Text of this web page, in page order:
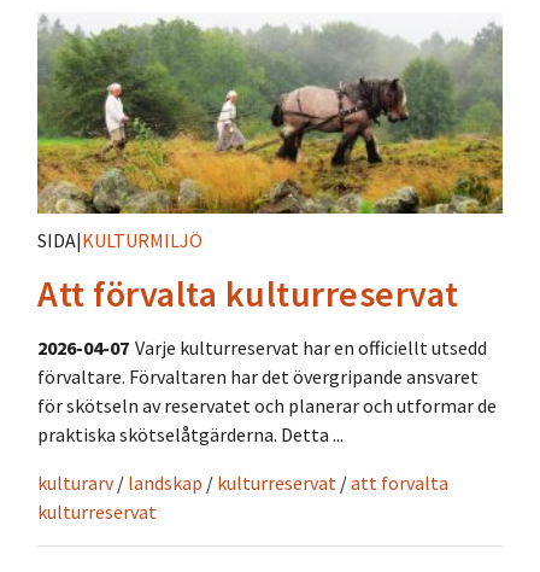
SIDA|KULTURMILJÖ
Att förvalta kulturreservat
2026-04-07 Varje kulturreservat har en officiellt utsedd
förvaltare. Förvaltaren har det övergripande ansvaret
för skötseln av reservatet och planerar och utformar de
praktiska skötselåtgärderna. Detta ...
kulturarv / landskap / kulturreservat /att forvalta
kulturreservat